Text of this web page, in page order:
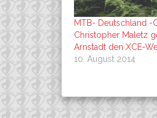
MTB- Deutschland -
Christopher Maletz
Arnstadt den XCE-
10. August 2014